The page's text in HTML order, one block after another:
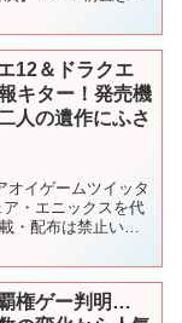
12＆ドラクエ
キター！発売機
人の遺作にふさ
イゲームツイッタ
・エニックスを代
・配布は禁止いた
権ゲー判明…